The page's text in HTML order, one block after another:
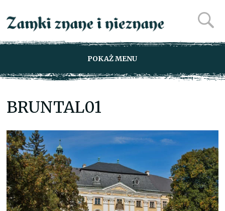
POKAŻ MENU
BRUNTAL01